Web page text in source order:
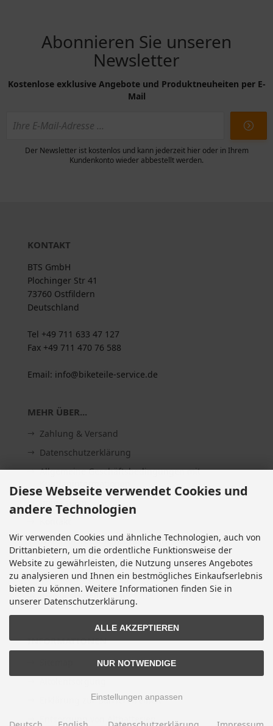
Abonnieren Sie unseren
Newsletter
Kostenlose exklusive Angebote und Produktneuheiten per E-
Mail
Der Newsletter ist kostenlos und kann jederzeit hier oder in Ihrem
Kundenkonto wieder abbestellt werden.
KONTAKT
BTS GmbH
Plochinger Str 41
73760 Ostfildern
Deutschland
Tel +49 711 633 47 127
Fax +49 711 470 76 588
Email: info@biketeile-service.de
MEHR ÜBER...
Zahlung & Versand
Datenschutzerklärung
Allgemeine Geschäftsbedingungen mit
Impressum
Widerrufsrecht & Widerrufsformular
Lieferzeit
Vertrag widerrufen
Cookie Einstellungen
INFORMATIONEN
Erklärung zur Barrierefreiheit
Entsorgung von Altbatterien
Diese Webseite verwendet Cookies und
andere Technologien
Wir verwenden Cookies und ähnliche Technologien, auch von
Drittanbietern, um die ordentliche Funktionsweise der
Website zu gewährleisten, die Nutzung unseres Angebotes
zu analysieren und Ihnen ein bestmögliches Einkaufserlebnis
bieten zu können. Weitere Informationen finden Sie in
unserer Datenschutzerklärung.
ALLE AKZEPTIEREN
NUR NOTWENDIGE
Einstellungen anpassen